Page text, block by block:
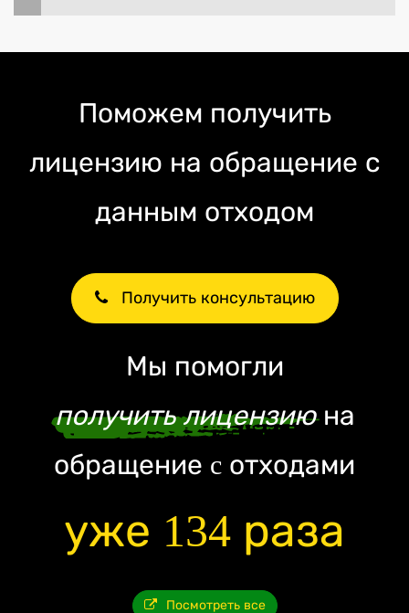
Поможем получить
лицензию на обращение с
данным отходом
Получить консультацию
Мы помогли
получить лицензиюна
обращение c отходами
уже 134 раза
Посмотреть все